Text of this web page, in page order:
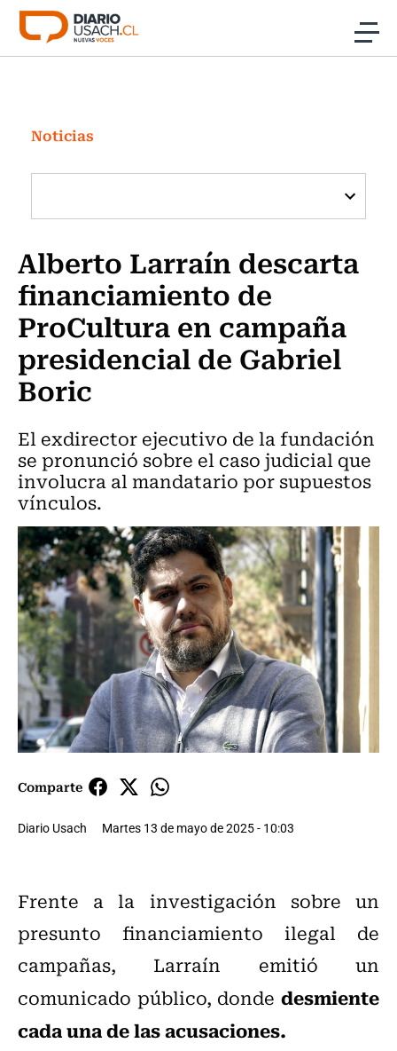
Click acá para ir directamente al contenido
Investigación
Cultura
Programas Radio y TV Usach
Noticias
Alberto Larraín descarta
financiamiento de
ProCultura en campaña
presidencial de Gabriel
Boric
El exdirector ejecutivo de la fundación
se pronunció sobre el caso judicial que
involucra al mandatario por supuestos
vínculos.
Comparte
Diario Usach Martes 13 de mayo de 2025 - 10:03
Frente a la investigación sobre un
presunto financiamiento ilegal de
campañas, Larraín emitió un
comunicado público, donde desmiente
cada una de las acusaciones.